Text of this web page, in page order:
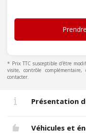
* Prix TTC susceptible d'être
visite, contrôle
contacter.
Présentation
Véhicules et